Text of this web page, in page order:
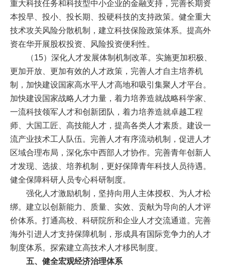
重大科技任务和科技型中小企业的金融支持，完善长期资
本投早、投小、投长期、投硬科技的支持政策。健全重大
技术攻关风险分散机制，建立科技保险政策体系。提高外
资在华开展股权投资、风险投资便利性。
（15）深化人才发展体制机制改革。实施更加积极、
更加开放、更加有效的人才政策，完善人才自主培养机
制，加快建设国家高水平人才高地和吸引集聚人才平台。
加快建设国家战略人才力量，着力培养造就战略科学家、
一流科技领军人才和创新团队，着力培养造就卓越工程
师、大国工匠、高技能人才，提高各类人才素质。建设一
流产业技术工人队伍。完善人才有序流动机制，促进人才
区域合理布局，深化东中西部人才协作。完善青年创新人
才发现、选拔、培养机制，更好保障青年科技人员待遇。
健全保障科研人员专心科研制度。
强化人才激励机制，坚持向用人主体授权、为人才松
绑。建立以创新能力、质量、实效、贡献为导向的人才评
价体系。打通高校、科研院所和企业人才交流通道。完善
海外引进人才支持保障机制，形成具有国际竞争力的人才
制度体系。探索建立高技术人才移民制度。
五、健全宏观经济治理体系